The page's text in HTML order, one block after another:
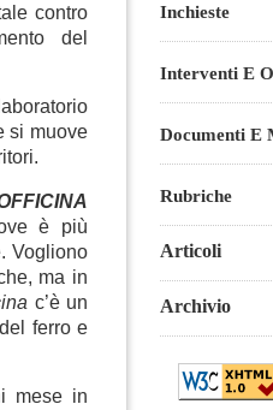
contro
del
si muove
è più
Vogliono
ma in
c’è un
ferro e
mese in
Inchieste
Interventi E
Documenti E
Rubriche
Articoli
Archivio